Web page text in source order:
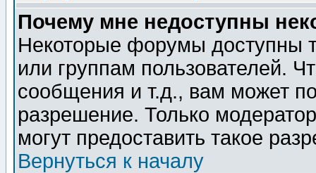
Почему мне недоступны
Некоторые форумы доступны
или группам пользователей.
сообщения и т.д., вам может
разрешение. Только
могут предоставить такое
Вернуться к началу